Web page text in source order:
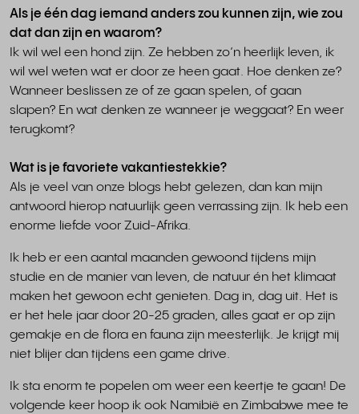
Als je één dag iemand anders zou kunnen zijn, wie zou
dat dan zijn en waarom?
Ik wil wel een hond zijn. Ze hebben zo’n heerlijk leven, ik
wil wel weten wat er door ze heen gaat. Hoe denken ze?
Wanneer beslissen ze of ze gaan spelen, of gaan
slapen? En wat denken ze wanneer je weggaat? En weer
terugkomt?
Wat is je favoriete vakantiestekkie?
Als je veel van onze blogs hebt gelezen, dan kan mijn
antwoord hierop natuurlijk geen verrassing zijn. Ik heb een
enorme liefde voor Zuid-Afrika.
Ik heb er een aantal maanden gewoond tijdens mijn
studie en de manier van leven, de natuur én het klimaat
maken het gewoon echt genieten. Dag in, dag uit. Het is
er het hele jaar door 20-25 graden, alles gaat er op zijn
gemakje en de flora en fauna zijn meesterlijk. Je krijgt mij
niet blijer dan tijdens een game drive.
Ik sta enorm te popelen om weer een keertje te gaan! De
volgende keer hoop ik ook Namibië en Zimbabwe mee te